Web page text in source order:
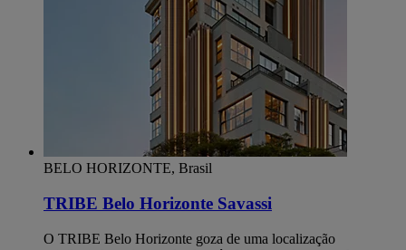
BELO HORIZONTE, Brasil
TRIBE Belo Horizonte Savassi
O TRIBE Belo Horizonte goza de uma localização